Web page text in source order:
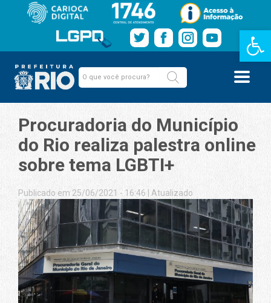
Barra de
Procuradoria do Município
do Rio realiza palestra online
sobre tema LGBTI+
Publicado em 25/06/2021 - 16:46 Atualizado